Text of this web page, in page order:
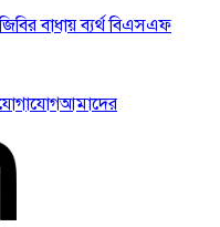
বাধায় ব্যর্থ বিএসএফ
আমাদের